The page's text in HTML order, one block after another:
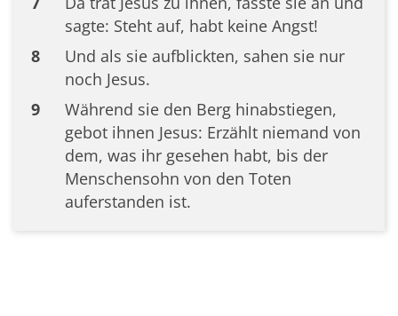
sagte: Steht auf, habt keine Angst!
8
Und als sie aufblickten, sahen sie nur
noch Jesus.
9
Während sie den Berg hinabstiegen,
gebot ihnen Jesus: Erzählt niemand von
dem, was ihr gesehen habt, bis der
Menschensohn von den Toten
auferstanden ist.